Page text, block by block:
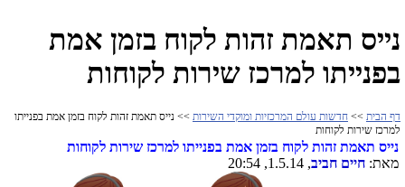
נייס תאמת זהות לקוח בזמן אמת
בפנייתו למרכז שירות לקוחות
דף הבית >> חדשות עולם המרכזיות ומוקדי השירות >> נייס תאמת זהות לקוח בזמן אמת בפנייתו
למרכז שירות לקוחות
נייס תאמת זהות לקוח בזמן אמת בפנייתו למרכז שירות לקוחות
מאת: חיים חביב, 1.5.14, 20:54